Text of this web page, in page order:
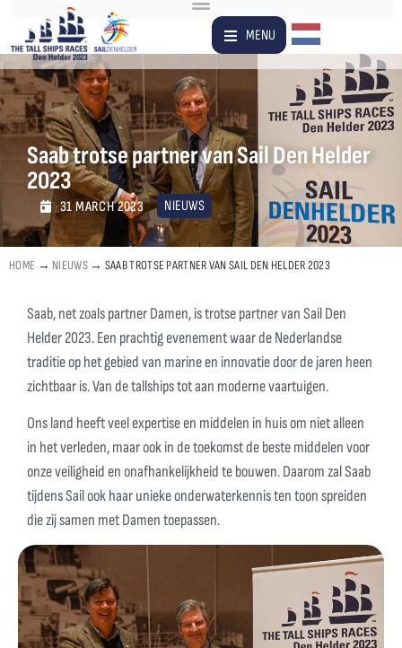
MENU
Saab trotse partner van Sail Den Helder
2023
31 MARCH 2023 NIEUWS
HOME → NIEUWS→ SAAB TROTSE PARTNER VAN SAIL DEN HELDER 2023
Saab, net zoals partner Damen, is trotse partner van Sail Den
Helder 2023. Een prachtig evenement waar de Nederlandse
traditie op het gebied van marine en innovatie door de jaren heen
zichtbaar is. Van de tallships tot aan moderne vaartuigen.
Ons land heeft veel expertise en middelen in huis om niet alleen
in het verleden, maar ook in de toekomst de beste middelen voor
onze veiligheid en onafhankelijkheid te bouwen. Daarom zal Saab
tijdens Sail ook haar unieke onderwaterkennis ten toon spreiden
die zij samen met Damen toepassen.